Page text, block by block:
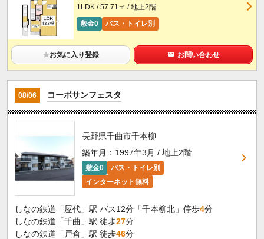
1LDK / 57.71㎡ / 地上2階
敷金0
バス・トイレ別
★お気に入り登録 お問い合わせ
08/06 コーポサンフェスタ
長野県千曲市千本柳
築年月：1997年3月 / 地上2階
敷金0
バス・トイレ別
インターネット無料
しなの鉄道「屋代」駅 バス12分「千本柳北」停歩4分
しなの鉄道「千曲」駅 徒歩27分
しなの鉄道「戸倉」駅 徒歩46分